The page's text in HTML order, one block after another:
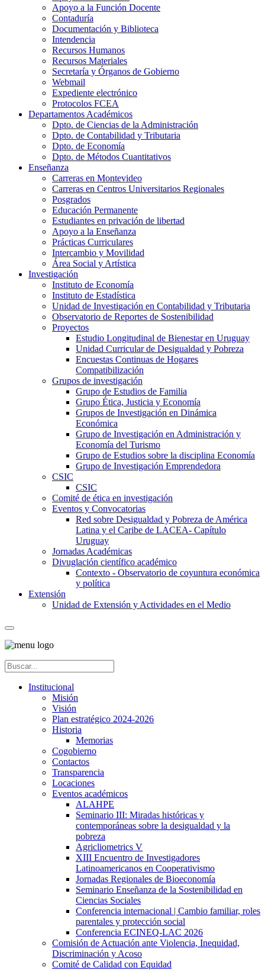
Apoyo a la Función Docente
Contaduría
Documentación y Biblioteca
Intendencia
Recursos Humanos
Recursos Materiales
Secretaría y Órganos de Gobierno
Webmail
Expediente electrónico
Protocolos FCEA
Departamentos Académicos
Dpto. de Ciencias de la Administración
Dpto. de Contabilidad y Tributaria
Dpto. de Economía
Dpto. de Métodos Cuantitativos
Enseñanza
Carreras en Montevideo
Carreras en Centros Universitarios Regionales
Posgrados
Educación Permanente
Estudiantes en privación de libertad
Apoyo a la Enseñanza
Prácticas Curriculares
Intercambio y Movilidad
Área Social y Artística
Investigación
Instituto de Economía
Instituto de Estadística
Unidad de Investigación en Contabilidad y Tributaria
Observatorio de Reportes de Sostenibilidad
Proyectos
Estudio Longitudinal de Bienestar en Uruguay
Unidad Curricular de Desigualdad y Pobreza
Encuestas Continuas de Hogares
Compatibilización
Grupos de investigación
Grupo de Estudios de Familia
Grupo Ética, Justicia y Economía
Grupos de Investigación en Dinámica
Económica
Grupo de Investigación en Administración y
Economía del Turismo
Grupo de Estudios sobre la disciplina Economía
Grupo de Investigación Emprendedora
CSIC
CSIC
Comité de ética en investigación
Eventos y Convocatorias
Red sobre Desigualdad y Pobreza de América
Latina y el Caribe de LACEA- Capítulo
Uruguay
Jornadas Académicas
Divuglación científico académico
Contexto - Observatorio de coyuntura económica
y política
Extensión
Unidad de Extensión y Actividades en el Medio
Institucional
Misión
Visión
Plan estratégico 2024-2026
Historia
Memorias
Cogobierno
Contactos
Transparencia
Locaciones
Eventos académicos
ALAHPE
Seminario III: Miradas históricas y
contemporáneas sobre la desigualdad y la
pobreza
Agricliometrics V
XIII Encuentro de Investigadores
Latinoamericanos en Cooperativismo
Jornadas Regionales de Bioeconomía
Seminario Enseñanza de la Sostenibilidad en
Ciencias Sociales
Conferencia internacional | Cambio familiar, roles
parentales y protección social
Conferencia ECINEQ-LAC 2026
Comisión de Actuación ante Violencia, Inequidad,
Discriminación y Acoso
Comité de Calidad con Equidad